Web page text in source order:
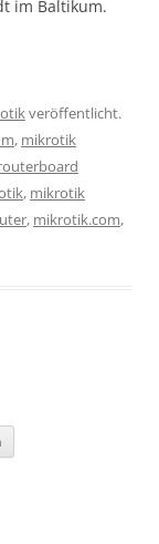
im Baltikum.
veröffentlicht.
, mikrotik
, mikrotik
, mikrotik.com,